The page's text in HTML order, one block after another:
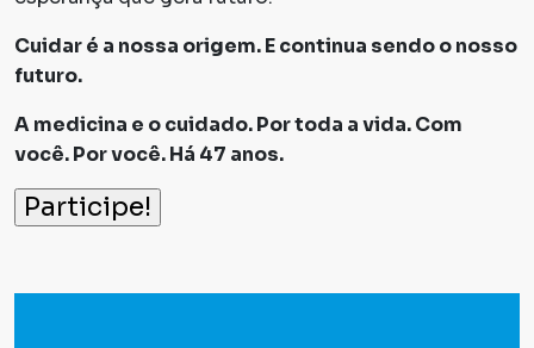
Cuidar é a nossa origem. E continua sendo o nosso
futuro.
A medicina e o cuidado. Por toda a vida. Com
você. Por você. Há 47 anos.